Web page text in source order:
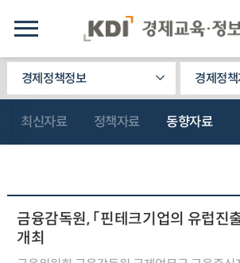
경제정책정보 경제정
최신자료 정책자료 동향자료
금융감독원, 「핀테크기업의 유럽진
개최